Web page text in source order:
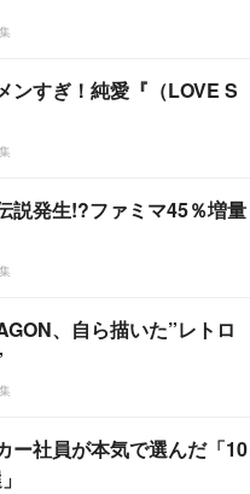
ンすぎ！純愛『（LOVE S
説発生!?ファミマ45％増量
、自ら描いた”レトロ
ー社員が本気で選んだ「10